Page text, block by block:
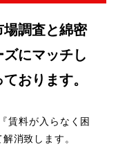
調査と綿密
にマッチし
おります。
賃料が入らなく困
消致します。